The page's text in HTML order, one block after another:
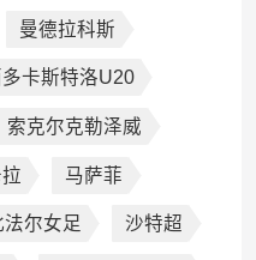
曼德拉科斯
卡斯特洛U20
索克尔克勒泽威
马萨菲
法尔女足 沙特超